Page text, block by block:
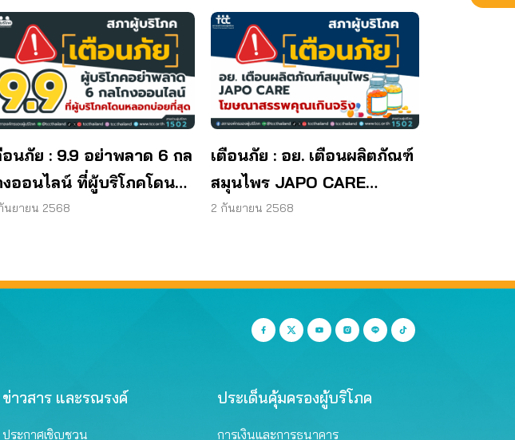
อนภัย : 9.9 อย่าพลาด 6 กล
งออนไลน์ ที่ผู้บริโภคโดน
อกบ่อยที่สุด
นยายน 2568
เตือนภัย : อย. เตือนผลิตภัณฑ์
สมุนไพร JAPO CARE
โฆษณาสรรพคุณเกินจริง
2 กันยายน 2568
ข่าวสาร และรณรงค์
ประกาศเชิญชวน
ประเด็นคุ้มครองผู้บริโภค
การเงินและการธนาคาร